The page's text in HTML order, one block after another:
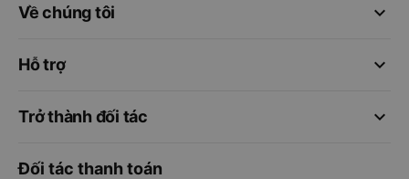
keyboard_arrow_down
Về chúng tôi
keyboard_arrow_down
Hỗ trợ
keyboard_arrow_down
Trở thành đối tác
Đối tác thanh toán